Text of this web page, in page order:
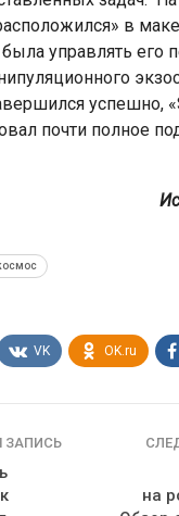
в
управлять его
успешно,
почти полное
VK OK.ru
на